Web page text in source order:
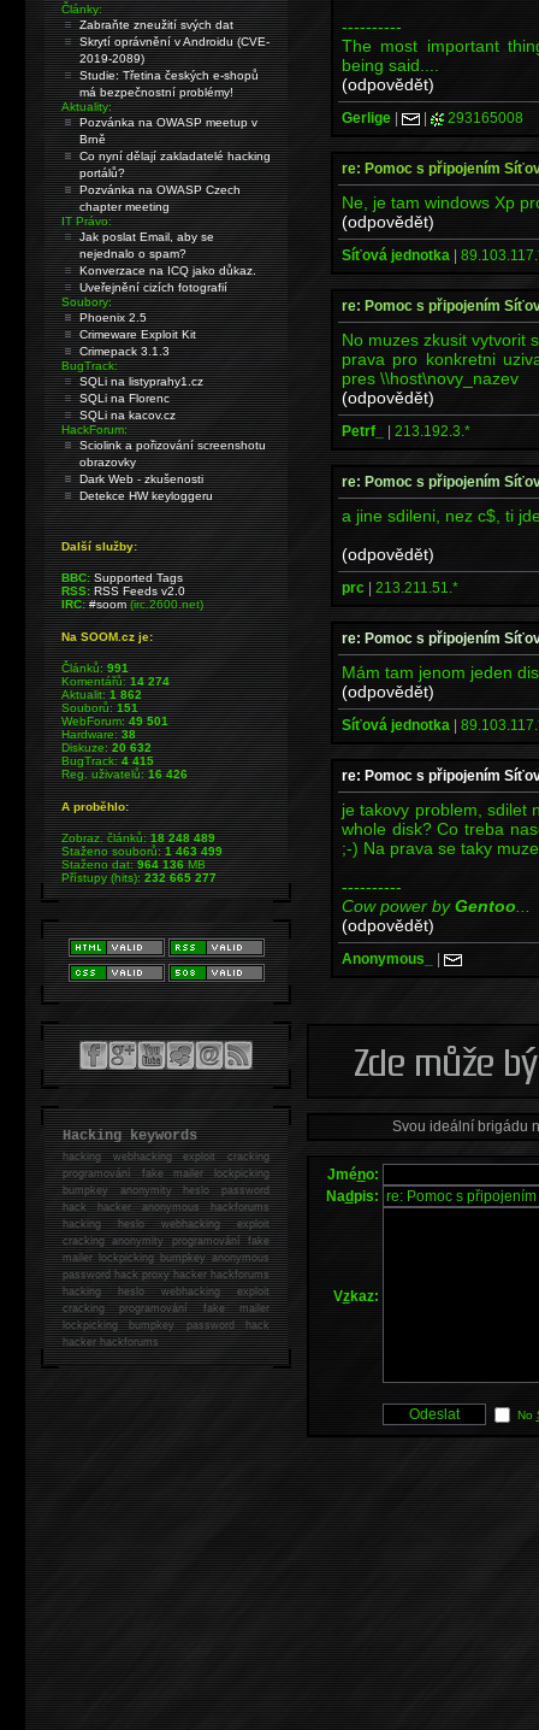
----------
The most important
being said....
(odpovědět)
Gerlige | | 293165008
re: Pomoc s připojením
Ne, je tam windows Xp
(odpovědět)
Síťová jednotka |
re: Pomoc s připojením
No muzes zkusit vytvorit
prava pro konkretni
pres \\host\novy_nazev
(odpovědět)
Petrf_ | 213.192.3.*
re: Pomoc s připojením
a jine sdileni, nez c$, ti
(odpovědět)
prc | 213.211.51.*
re: Pomoc s připojením
Mám tam jenom jeden
(odpovědět)
Síťová jednotka |
re: Pomoc s připojením
je takovy problem, sdilet
whole disk? Co treba
;-) Na prava se taky
----------
Cow power byGentoo
(odpovědět)
Anonymous_ |
Svou ideální brigádu
Jméno:
Nadpis:
Vzkaz:
No
Články:
Zabraňte zneužití svých dat
Skrytí oprávnění v Androidu (CVE-
2019-2089)
Studie: Třetina českých e-shopů
má bezpečnostní problémy!
Aktuality:
Pozvánka na OWASP meetup v
Brně
Co nyní dělají zakladatelé hacking
portálů?
Pozvánka na OWASP Czech
chapter meeting
IT Právo:
Jak poslat Email, aby se
nejednalo o spam?
Konverzace na ICQ jako důkaz.
Uveřejnění cizích fotografií
Soubory:
Phoenix 2.5
Crimeware Exploit Kit
Crimepack 3.1.3
BugTrack:
SQLi na listyprahy1.cz
SQLi na Florenc
SQLi na kacov.cz
HackForum:
Sciolink a pořizování screenshotu
obrazovky
Dark Web - zkušenosti
Detekce HW keyloggeru
Další služby:
BBC: Supported Tags
RSS: RSS Feeds v2.0
IRC: #soom(irc.2600.net)
Na SOOM.cz je:
Článků:991
Komentářů:14 274
Aktualit:1 862
Souborů:151
WebForum:49 501
Hardware:38
Diskuze:20 632
BugTrack:4 415
Reg. uživatelů:16 426
A proběhlo:
Zobraz. článků:18 248 489
Staženo souborů:1 463 499
Staženo dat:964 136MB
Přístupy (hits):232 665 277
Hacking keywords
hackingwebhacking exploit cracking
programování fake mailer lockpicking
bumpkey anonymity heslo password
hackhacker anonymous hackforums
hackingheslo webhacking exploit
cracking anonymity programování fake
mailer lockpicking bumpkey anonymous
password hack proxy hacker hackforums
hacking heslo webhacking exploit
cracking programování fake mailer
lockpicking bumpkey password hack
hackerhackforums